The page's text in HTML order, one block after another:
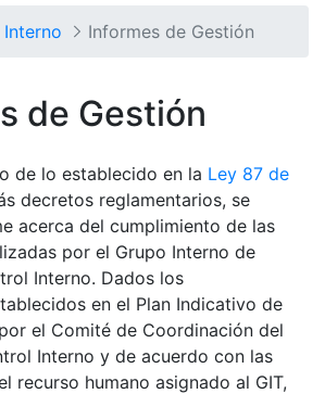
Informes de Gestión
de Gestión
de lo establecido en la Ley 87 de
decretos reglamentarios, se
acerca del cumplimiento de las
por el Grupo Interno de
Interno. Dados los
en el Plan Indicativo de
el Comité de Coordinación del
Interno y de acuerdo con las
recurso humano asignado al GIT,